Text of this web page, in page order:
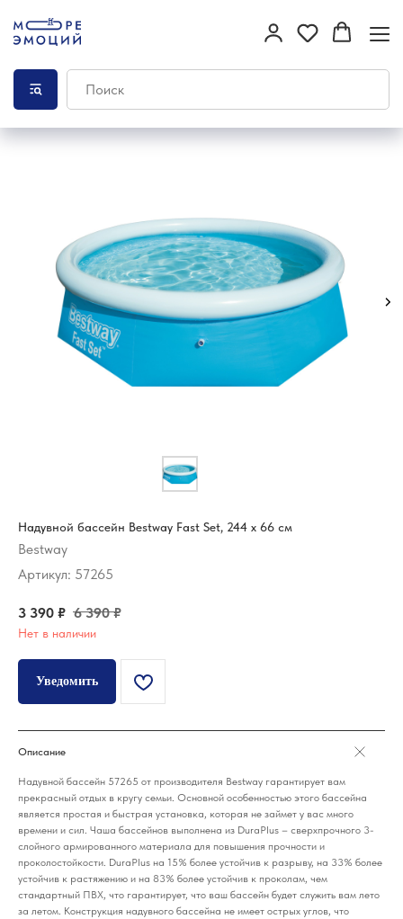
Надувной бассейн Bestway Fast Set, 244 х 66 см
Bestway
Артикул: 57265
3 390 ₽ 6 390 ₽
Нет в наличии
Уведомить
Описание
Надувной бассейн 57265 от производителя Bestway гарантирует вам
прекрасный отдых в кругу семьи. Основной особенностью этого бассейна
является простая и быстрая установка, которая не займет у вас много
времени и сил. Чаша бассейнов выполнена из DuraPlus – сверхпрочного 3-
слойного армированного материала для повышения прочности и
проколостойкости. DuraPlus на 15% более устойчив к разрыву, на 33% более
устойчив к растяжению и на 83% более устойчив к проколам, чем
стандартный ПВХ, что гарантирует, что ваш бассейн будет служить вам лето
за летом. Конструкция надувного бассейна не имеет острых углов, что